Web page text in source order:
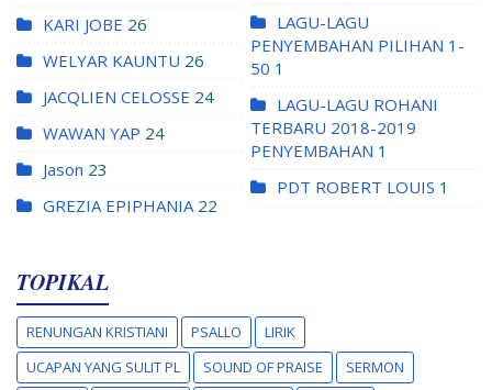
KARI JOBE 26
WELYAR KAUNTU 26
JACQLIEN CELOSSE 24
WAWAN YAP 24
Jason 23
GREZIA EPIPHANIA 22
LAGU-LAGU
PENYEMBAHAN PILIHAN 1-
50 1
LAGU-LAGU ROHANI
TERBARU 2018-2019
PENYEMBAHAN 1
PDT ROBERT LOUIS 1
TOPIKAL
RENUNGAN KRISTIANI PSALLO
LIRIK
UCAPAN YANG SULIT PL
SOUND OF PRAISE
SERMON